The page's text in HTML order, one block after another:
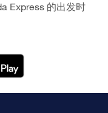
Express 的出发时